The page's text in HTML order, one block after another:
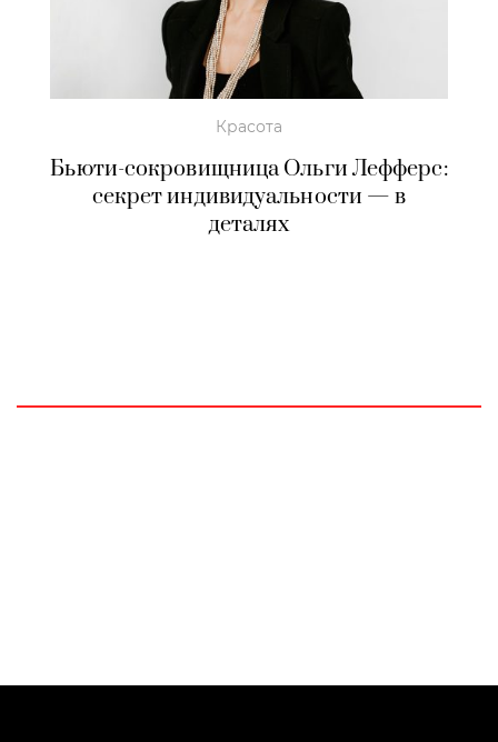
Красота
Бьюти-сокровищница Ольги Лефферс:
секрет индивидуальности — в
деталях